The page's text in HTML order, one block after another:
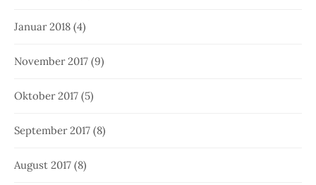
Januar 2018 (4)
November 2017 (9)
Oktober 2017 (5)
September 2017 (8)
August 2017 (8)